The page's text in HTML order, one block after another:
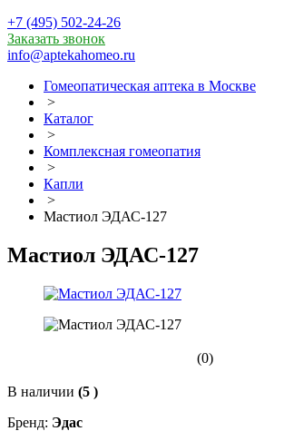
+7 (495) 502-24-26
Заказать звонок
info@aptekahomeo.ru
Гомеопатическая аптека в Москве
>
Каталог
>
Комплексная гомеопатия
>
Капли
>
Мастиол ЭДАС-127
Мастиол ЭДАС-127
(0)
В наличии (5 )
Бренд: Эдас